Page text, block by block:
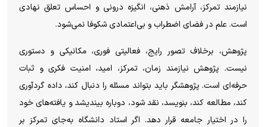
نیازمند تمرکز، آرامش ذهنی، انگیزه درونی و احساس تعلق نهادی
است. علم در فضای اضطراب و بی‌اعتمادی شکوفا نمی‌شود.
پژوهش، برخلاف تصور رایج، فعالیتی فوری، مکانیکی و دستوری
نیست. پژوهش نیازمند زمان، تمرکز، امید، امنیت فکری و ثبات
حرفه‌ای است. پژوهشگر باید بتواند مسئله را دنبال کند، داده گردآوری
کند، مطالعه کند، بنویسد، نقد شود، دوباره بیندیشد و یافته‌های خود
را در اختیار جامعه قرار دهد. اگر استاد دانشگاه به‌جای تمرکز بر